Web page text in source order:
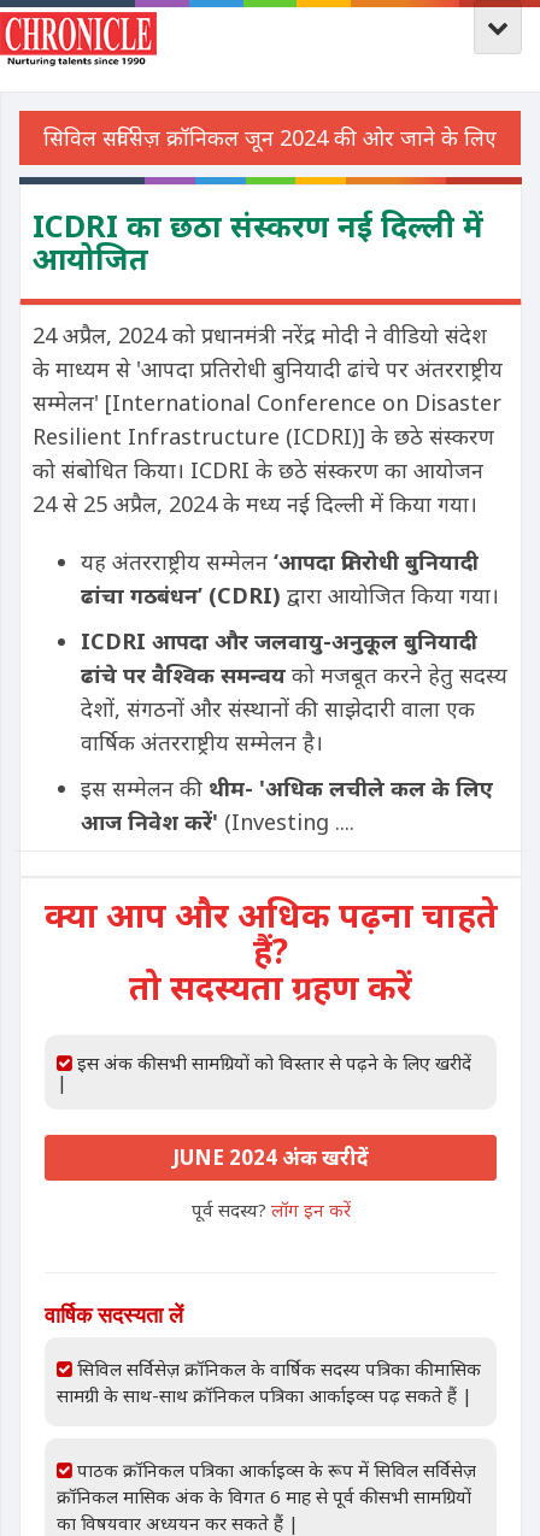
​ICDRI का छठा संस्करण नई दिल्ली में
आयोजित
24 अप्रैल, 2024 को प्रधानमंत्री नरेंद्र मोदी ने वीडियो संदेश
के माध्यम से 'आपदा प्रतिरोधी बुनियादी ढांचे पर अंतरराष्ट्रीय
सम्मेलन' [International Conference on Disaster
Resilient Infrastructure (ICDRI)] के छठे संस्करण
को संबोधित किया। ICDRI के छठे संस्करण का आयोजन
24 से 25 अप्रैल, 2024 के मध्य नई दिल्ली में किया गया।
यह अंतरराष्ट्रीय सम्मेलन ‘आपदा प्रतिरोधी बुनियादी
ढांचा गठबंधन’ (CDRI) द्वारा आयोजित किया गया।
ICDRI आपदा और जलवायु-अनुकूल बुनियादी
ढांचे पर वैश्विक समन्वय को मजबूत करने हेतु सदस्य
देशों, संगठनों और संस्थानों की साझेदारी वाला एक
वार्षिक अंतरराष्ट्रीय सम्मेलन है।
इस सम्मेलन की थीम- 'अधिक लचीले कल के लिए
आज निवेश करें' (Investing ....
क्या आप और अधिक पढ़ना चाहते
हैं?
तो सदस्यता ग्रहण करें
इस अंक की सभी सामग्रियों को विस्तार से पढ़ने के लिए खरीदें
|
JUNE 2024 अंक खरीदें
पूर्व सदस्य? लॉग इन करें
वार्षिक सदस्यता लें
सिविल सर्विसेज़ क्रॉनिकल के वार्षिक सदस्य पत्रिका की मासिक
सामग्री के साथ-साथ क्रॉनिकल पत्रिका आर्काइव्स पढ़ सकते हैं |
पाठक क्रॉनिकल पत्रिका आर्काइव्स के रूप में सिविल सर्विसेज़
क्रॉनिकल मासिक अंक के विगत 6 माह से पूर्व की सभी सामग्रियों
का विषयवार अध्ययन कर सकते हैं |